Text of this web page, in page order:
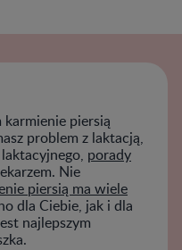
piersią
problem z laktacją,
porady
Nie
piersią ma wiele
dla Ciebie, jak i dla
najlepszym